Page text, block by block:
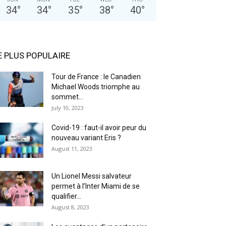
34° 34° 35° 38° 40°
PLUS POPULAIRE
Tour de France : le Canadien
Michael Woods triomphe au
sommet...
July 10, 2023
Covid-19 : faut-il avoir peur du
nouveau variant Eris ?
August 11, 2023
Un Lionel Messi salvateur
permet à l’Inter Miami de se
qualifier...
August 8, 2023